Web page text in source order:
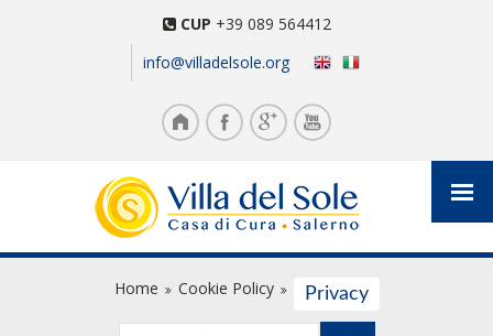
CUP +39 089 564412
info@villadelsole.org
Home Cookie Policy Privacy